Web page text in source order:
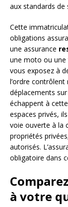
aux standards de
Cette
obligations
une assurance
une moto ou une
vous exposez à
l’ordre
déplacements
échappent à
espaces privés,
voie ouverte à la
propriétés
autorisés.
obligatoire dans
à votre